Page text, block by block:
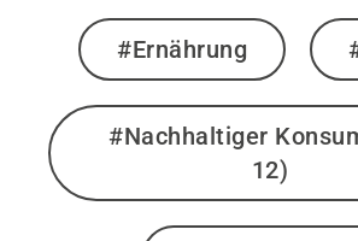
#Ernährung
#Nachhaltiger
12)